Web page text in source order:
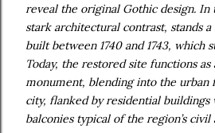
reveal the original Gothic design. In
stark architectural contrast, stands
built between 1740 and 1743, which
Today, the restored site functions
monument, blending into the urban
city, flanked by residential
balconies typical of the region’s